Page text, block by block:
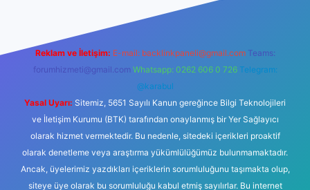
Reklam ve İletişim: E-mail: backlinkpaneli@gmail.com Teams:
forumhizmeti@gmail.com Whatsapp: 0262 606 0 726 Telegram:
@karabul
Yasal Uyarı: Sitemiz, 5651 Sayılı Kanun gereğince Bilgi Teknolojileri
ve İletişim Kurumu (BTK) tarafından onaylanmış bir Yer Sağlayıcı
olarak hizmet vermektedir. Bu nedenle, sitedeki içerikleri proaktif
olarak denetleme veya araştırma yükümlülüğümüz bulunmamaktadır.
Ancak, üyelerimiz yazdıkları içeriklerin sorumluluğunu taşımakta olup,
siteye üye olarak bu sorumluluğu kabul etmiş sayılırlar. Bu internet